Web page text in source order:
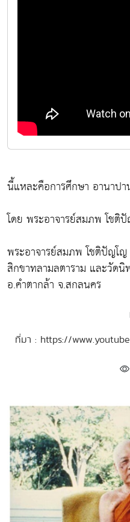
นี้แหละคือการศึกษา อานาป
โดย พระอาจารย์สมภพ โชติ
พระอาจารย์สมภพ โชติปัญโ
สิกขาทลามลตาราม และวัด
อ.คำตากล้า จ.สกลนคร
ที่มา : https://